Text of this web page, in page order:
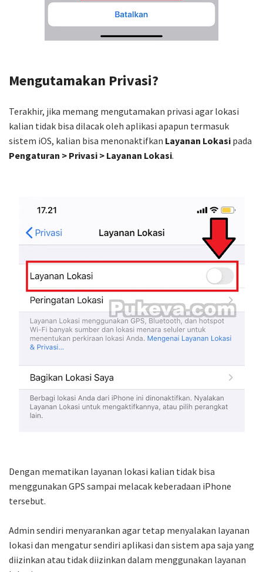
Mengutamakan Privasi?
Terakhir, jika memang mengutamakan privasi agar lokasi
kalian tidak bisa dilacak oleh aplikasi apapun termasuk
sistem iOS, kalian bisa menonaktifkan Layanan Lokasi pada
Pengaturan > Privasi > Layanan Lokasi.
Dengan mematikan layanan lokasi kalian tidak bisa
menggunakan GPS sampai melacak keberadaan iPhone
tersebut.
Admin sendiri menyarankan agar tetap menyalakan layanan
lokasi dan mengatur sendiri aplikasi dan sistem apa saja yang
diizinkan atau tidak diizinkan dalam menggunakan layanan